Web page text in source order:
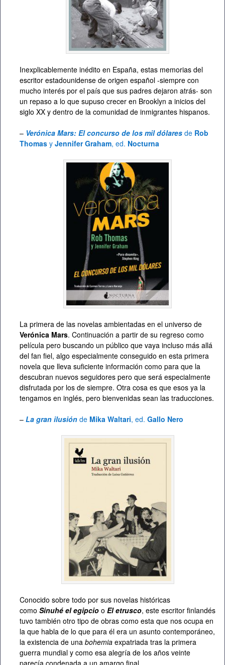
Inexplicablemente inédito en España, estas memorias del
escritor estadounidense de origen español -siempre con
mucho interés por el país que sus padres dejaron atrás- son
un repaso a lo que supuso crecer en Brooklyn a inicios del
siglo XX y dentro de la comunidad de inmigrantes hispanos.
– Verónica Mars: El concurso de los mil dólares de Rob
Thomas y Jennifer Graham, ed. Nocturna
La primera de las novelas ambientadas en el universo de
Verónica Mars. Continuación a partir de su regreso como
película pero buscando un público que vaya incluso más allá
del fan fiel, algo especialmente conseguido en esta primera
novela que lleva suficiente información como para que la
descubran nuevos seguidores pero que será especialmente
disfrutada por los de siempre. Otra cosa es que esos ya la
tengamos en inglés, pero bienvenidas sean las traducciones.
– La gran ilusión de Mika Waltari, ed. Gallo Nero
Conocido sobre todo por sus novelas históricas
como Sinuhé el egipcio o El etrusco, este escritor finlandés
tuvo también otro tipo de obras como esta que nos ocupa en
la que habla de lo que para él era un asunto contemporáneo,
la existencia de una bohemia expatriada tras la primera
guerra mundial y como esa alegría de los años veinte
parecía condenada a un amargo final.